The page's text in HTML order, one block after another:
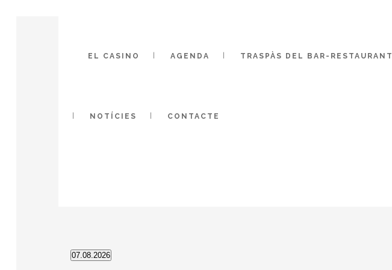
EL CASINO AGENDA TRASPÀS DEL BAR-RESTAURANT
NOTÍCIES CONTACTE
07.08.2026